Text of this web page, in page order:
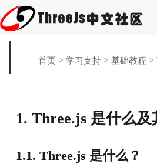
首页 > 学习支持 > 基础教程 >